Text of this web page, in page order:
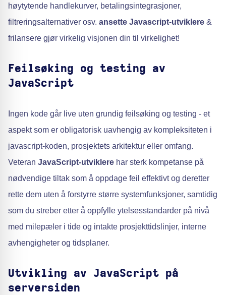
høytytende handlekurver, betalingsintegrasjoner,
filtreringsalternativer osv. ansette Javascript-utviklere &
frilansere gjør virkelig visjonen din til virkelighet!
Feilsøking og testing av
JavaScript
Ingen kode går live uten grundig feilsøking og testing - et
aspekt som er obligatorisk uavhengig av kompleksiteten i
javascript-koden, prosjektets arkitektur eller omfang.
Veteran JavaScript-utviklere har sterk kompetanse på
nødvendige tiltak som å oppdage feil effektivt og deretter
rette dem uten å forstyrre større systemfunksjoner, samtidig
som du streber etter å oppfylle ytelsesstandarder på nivå
med milepæler i tide og intakte prosjekttidslinjer, interne
avhengigheter og tidsplaner.
Utvikling av JavaScript på
serversiden